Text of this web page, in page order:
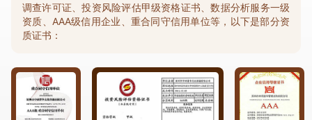
调查许可证、投资风险评估甲级资格证书、数据分析服务一级
资质、AAA级信用企业、重合同守信用单位等，以下是部分资
质证书：